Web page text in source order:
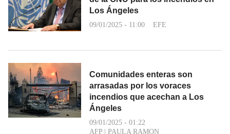
Los Ángeles
09/01/2025 - 11:00 EFE
Comunidades enteras son
arrasadas por los voraces
incendios que acechan a Los
Ángeles
09/01/2025 - 01:22
AFP
PAULA RAMON